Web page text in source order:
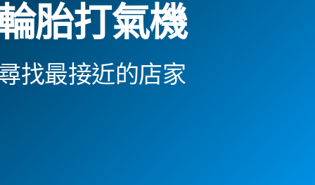
胎打氣機
找最接近的店家